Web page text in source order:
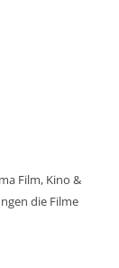
Film, Kino &
die Filme